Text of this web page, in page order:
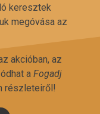
keresztek
megóvása az
akcióban, az
a Fogadj
részleteiről!